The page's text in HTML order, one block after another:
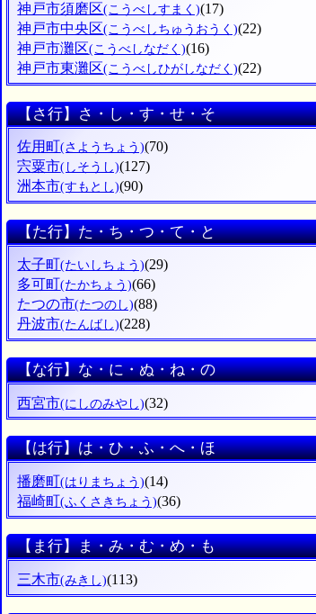
神戸市須磨区(こうべしすまく)(17)
神戸市中央区(こうべしちゅうおうく)(22)
神戸市灘区(こうべしなだく)(16)
神戸市東灘区(こうべしひがしなだく)(22)
【さ行】さ・し・す・せ・そ
佐用町(さようちょう)(70)
宍粟市(しそうし)(127)
洲本市(すもとし)(90)
【た行】た・ち・つ・て・と
太子町(たいしちょう)(29)
多可町(たかちょう)(66)
たつの市(たつのし)(88)
丹波市(たんばし)(228)
【な行】な・に・ぬ・ね・の
西宮市(にしのみやし)(32)
【は行】は・ひ・ふ・へ・ほ
播磨町(はりまちょう)(14)
福崎町(ふくさきちょう)(36)
【ま行】ま・み・む・め・も
三木市(みきし)(113)